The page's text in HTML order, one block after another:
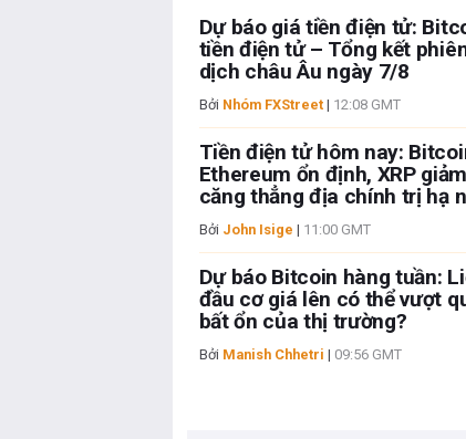
Dự báo giá tiền điện tử:
tiền điện tử – Tổng kết
dịch châu Âu ngày 7/8
Bởi Nhóm FXStreet| 12:08 GMT
Tiền điện tử hôm nay:
Ethereum ổn định, XRP
căng thẳng địa chính trị hạ
Bởi John Isige | 11:00 GMT
Dự báo Bitcoin hàng tuần:
đầu cơ giá lên có thể vượt
bất ổn của thị trường?
Bởi Manish Chhetri | 09:56 GMT